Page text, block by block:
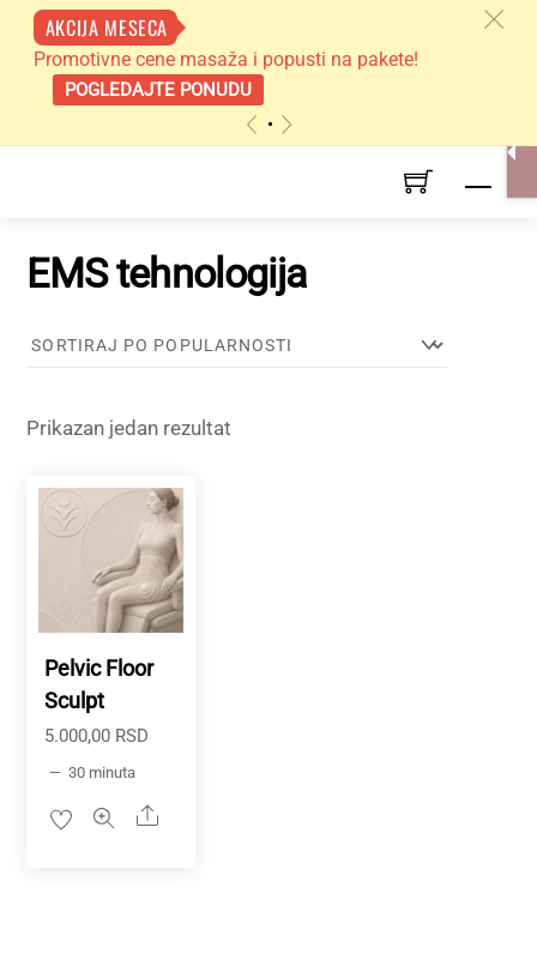
AKCIJA MESECA
Promotivne cene masaža i popusti na pakete!
POGLEDAJTE PONUDU
c
EMS tehnologija
Prikazan jedan rezultat
Pelvic Floor
Sculpt
5.000,00 RSD
30 minuta
Share